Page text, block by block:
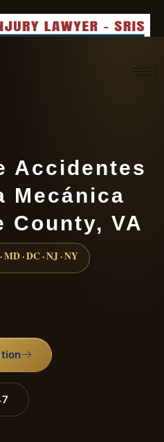
Accidentes
Mecánica
County, VA
MD · DC · NJ · NY